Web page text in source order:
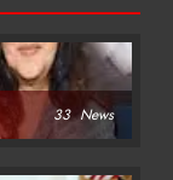
33 News